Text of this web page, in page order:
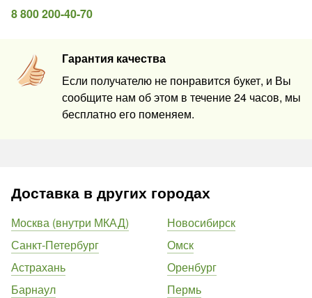
8 800 200-40-70
Гарантия качества
Если получателю не понравится букет, и Вы
сообщите нам об этом в течение 24 часов, мы
бесплатно его поменяем.
Доставка в других городах
Москва (внутри МКАД)
Санкт-Петербург
Астрахань
Барнаул
Новосибирск
Омск
Оренбург
Пермь